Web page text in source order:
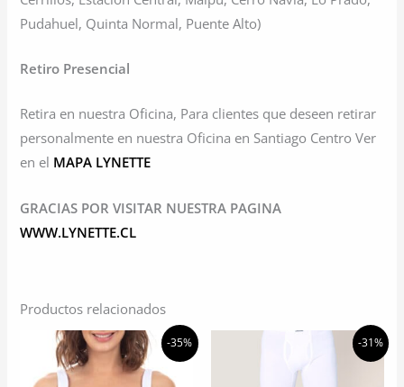
Pudahuel, Quinta Normal, Puente Alto)
Retiro Presencial
Retira en nuestra Oficina, Para clientes que deseen retirar
personalmente en nuestra Oficina en Santiago Centro Ver
en el MAPA LYNETTE
GRACIAS POR VISITAR NUESTRA PAGINA
WWW.LYNETTE.CL
Productos relacionados
-35% -31%